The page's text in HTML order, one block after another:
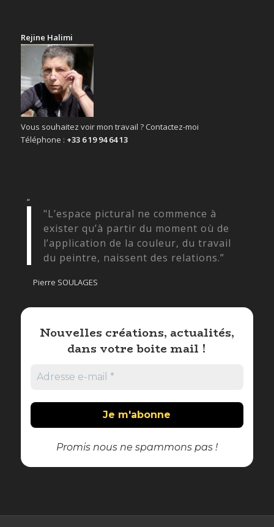
Rejine Halimi
Vous souhaitez voir mon travail ? Contactez-moi
Téléphone : +33 6 19 94 64 13
“
"L’espace pictural ne commence à
exister qu’à partir du moment où de
l’application de la couleur, du travail
du peintre, naissent des relations.”
Pierre SOULAGES
Nouvelles créations, actualités,
dans votre boite mail !
Promis nous ne spammons pas !